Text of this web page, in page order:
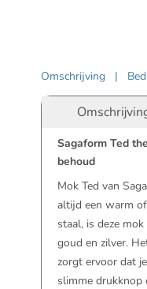
Omschrijving |
Sagaform Ted
behoud
Mok Ted van
altijd een warm
staal, is deze
goud en zilver.
zorgt ervoor dat
slimme drukknop